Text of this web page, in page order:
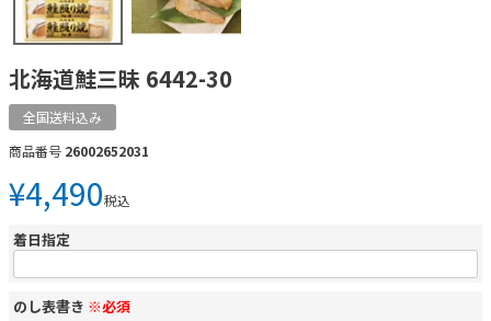
北海道鮭三昧 6442-30
全国送料込み
商品番号 26002652031
¥4,490税込
着日指定
のし表書き ※必須